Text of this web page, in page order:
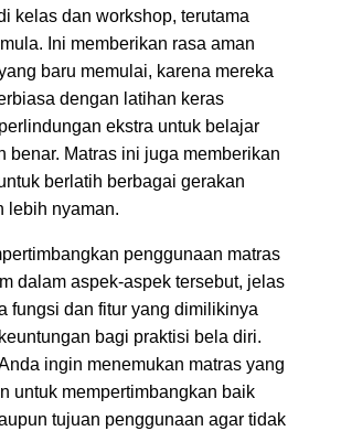
kelas dan workshop, terutama
Ini memberikan rasa aman
baru memulai, karena mereka
dengan latihan keras
ekstra untuk belajar
benar. Matras ini juga memberikan
berlatih berbagai gerakan
lebih nyaman.
penggunaan matras
dalam aspek-aspek tersebut, jelas
fungsi dan fitur yang dimilikinya
bagi praktisi bela diri.
ingin menemukan matras yang
untuk mempertimbangkan baik
tujuan penggunaan agar tidak